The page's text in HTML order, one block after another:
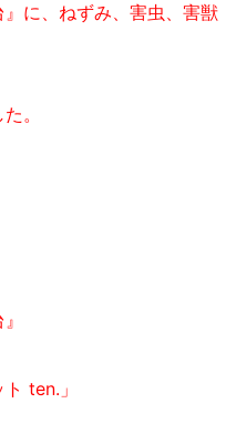
に、ねずみ、害虫、害獣
。
ten.」